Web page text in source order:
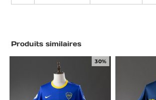
Produits similaires
30%